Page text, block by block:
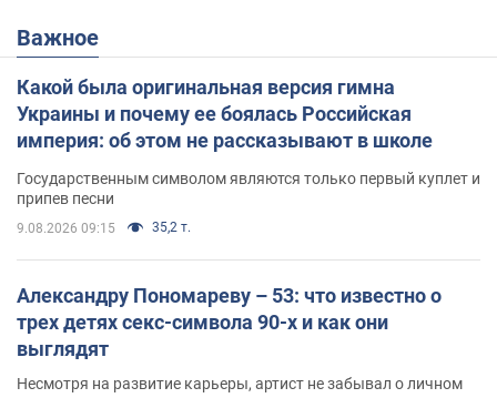
Важное
Какой была оригинальная версия гимна
Украины и почему ее боялась Российская
империя: об этом не рассказывают в школе
Государственным символом являются только первый куплет и
припев песни
9.08.2026 09:15 35,2 т.
Александру Пономареву – 53: что известно о
трех детях секс-символа 90-х и как они
выглядят
Несмотря на развитие карьеры, артист не забывал о личном